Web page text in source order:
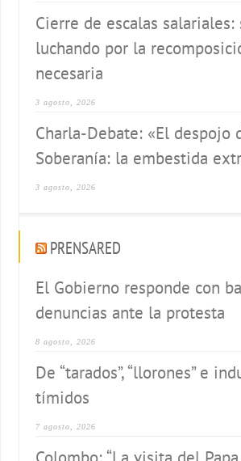
Cierre de escalas salariales:
luchando por la
necesaria
3 agosto, 2026
Charla-Debate: «El despojo
Soberanía: la embestida
3 agosto, 2026
PRENSARED
El Gobierno responde con
denuncias ante la protesta
8 agosto, 2026
De “tarados”, “llorones” e
tímidos
7 agosto, 2026